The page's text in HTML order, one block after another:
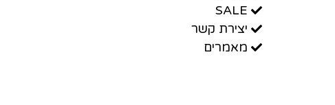
SALE
יצירת קשר
מאמרים